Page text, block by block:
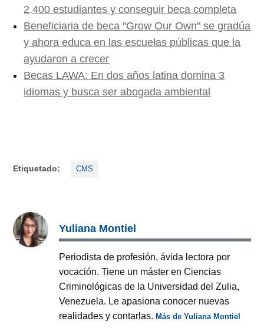
2,400 estudiantes y conseguir beca completa
Beneficiaria de beca "Grow Our Own" se gradúa
y ahora educa en las escuelas públicas que la
ayudaron a crecer
Becas LAWA: En dos años latina domina 3
idiomas y busca ser abogada ambiental
Etiquetado: CMS
Yuliana Montiel
Periodista de profesión, ávida lectora por
vocación. Tiene un máster en Ciencias
Criminológicas de la Universidad del Zulia,
Venezuela. Le apasiona conocer nuevas
realidades y contarlas.Más de Yuliana Montiel